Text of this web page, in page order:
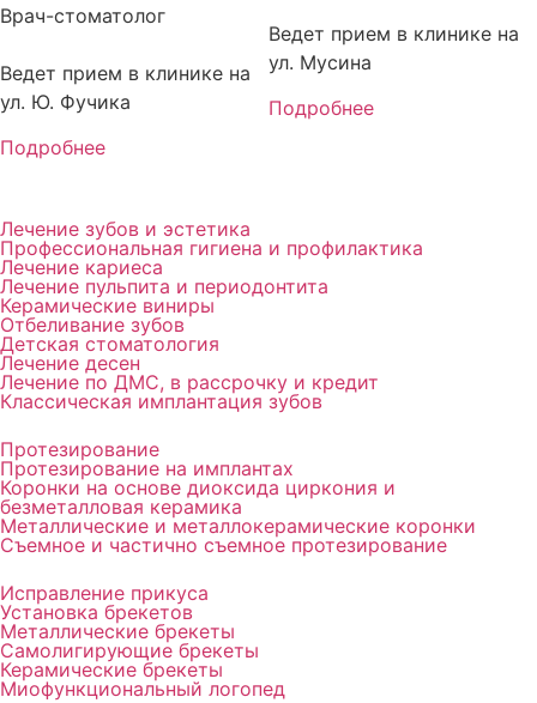
Врач-стоматолог
Ведет прием в клинике на
ул. Ю. Фучика
Подробнее
Ведет прием в клинике на
ул. Мусина
Подробнее
Лечение зубов и эстетика
Профессиональная гигиена и профилактика
Лечение кариеса
Лечение пульпита и периодонтита
Керамические виниры
Отбеливание зубов
Детская стоматология
Лечение десен
Лечение по ДМС, в рассрочку и кредит
Классическая имплантация зубов
Протезирование
Протезирование на имплантах
Коронки на основе диоксида циркония и
безметалловая керамика
Металлические и металлокерамические коронки
Съемное и частично съемное протезирование
Исправление прикуса
Установка брекетов
Металлические брекеты
Cамолигирующие брекеты
Керамические брекеты
Миофункциональный логопед